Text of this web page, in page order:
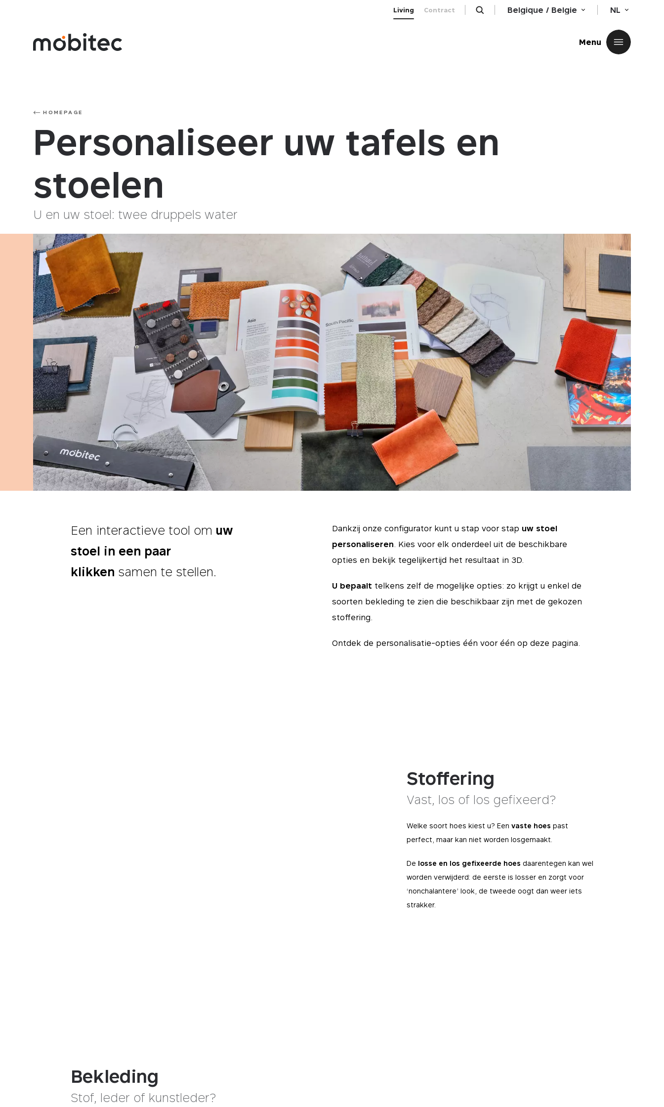
Living Contract Belgique / Belgie NL
Menu
HOMEPAGE
Personaliseer uw tafels en
stoelen
U en uw stoel: twee druppels water
Een interactieve tool om uw
stoel in een paar
klikken samen te stellen.
Dankzij onze configurator kunt u stap voor stap uw stoel
personaliseren. Kies voor elk onderdeel uit de beschikbare
opties en bekijk tegelijkertijd het resultaat in 3D.
U bepaalt telkens zelf de mogelijke opties: zo krijgt u enkel de
soorten bekleding te zien die beschikbaar zijn met de gekozen
stoffering.
Ontdek de personalisatie-opties één voor één op deze pagina.
Stoffering
Vast, los of los gefixeerd?
Welke soort hoes kiest u? Eenvaste hoes past
perfect, maarkan niet worden losgemaakt.
De losse en los gefixeerde hoes daarentegen kan wel
worden verwijderd: de eerste is losser en zorgt voor
‘nonchalantere’ look, de tweede oogt dan weer iets
strakker.
Bekleding
Stof, leder of kunstleder?